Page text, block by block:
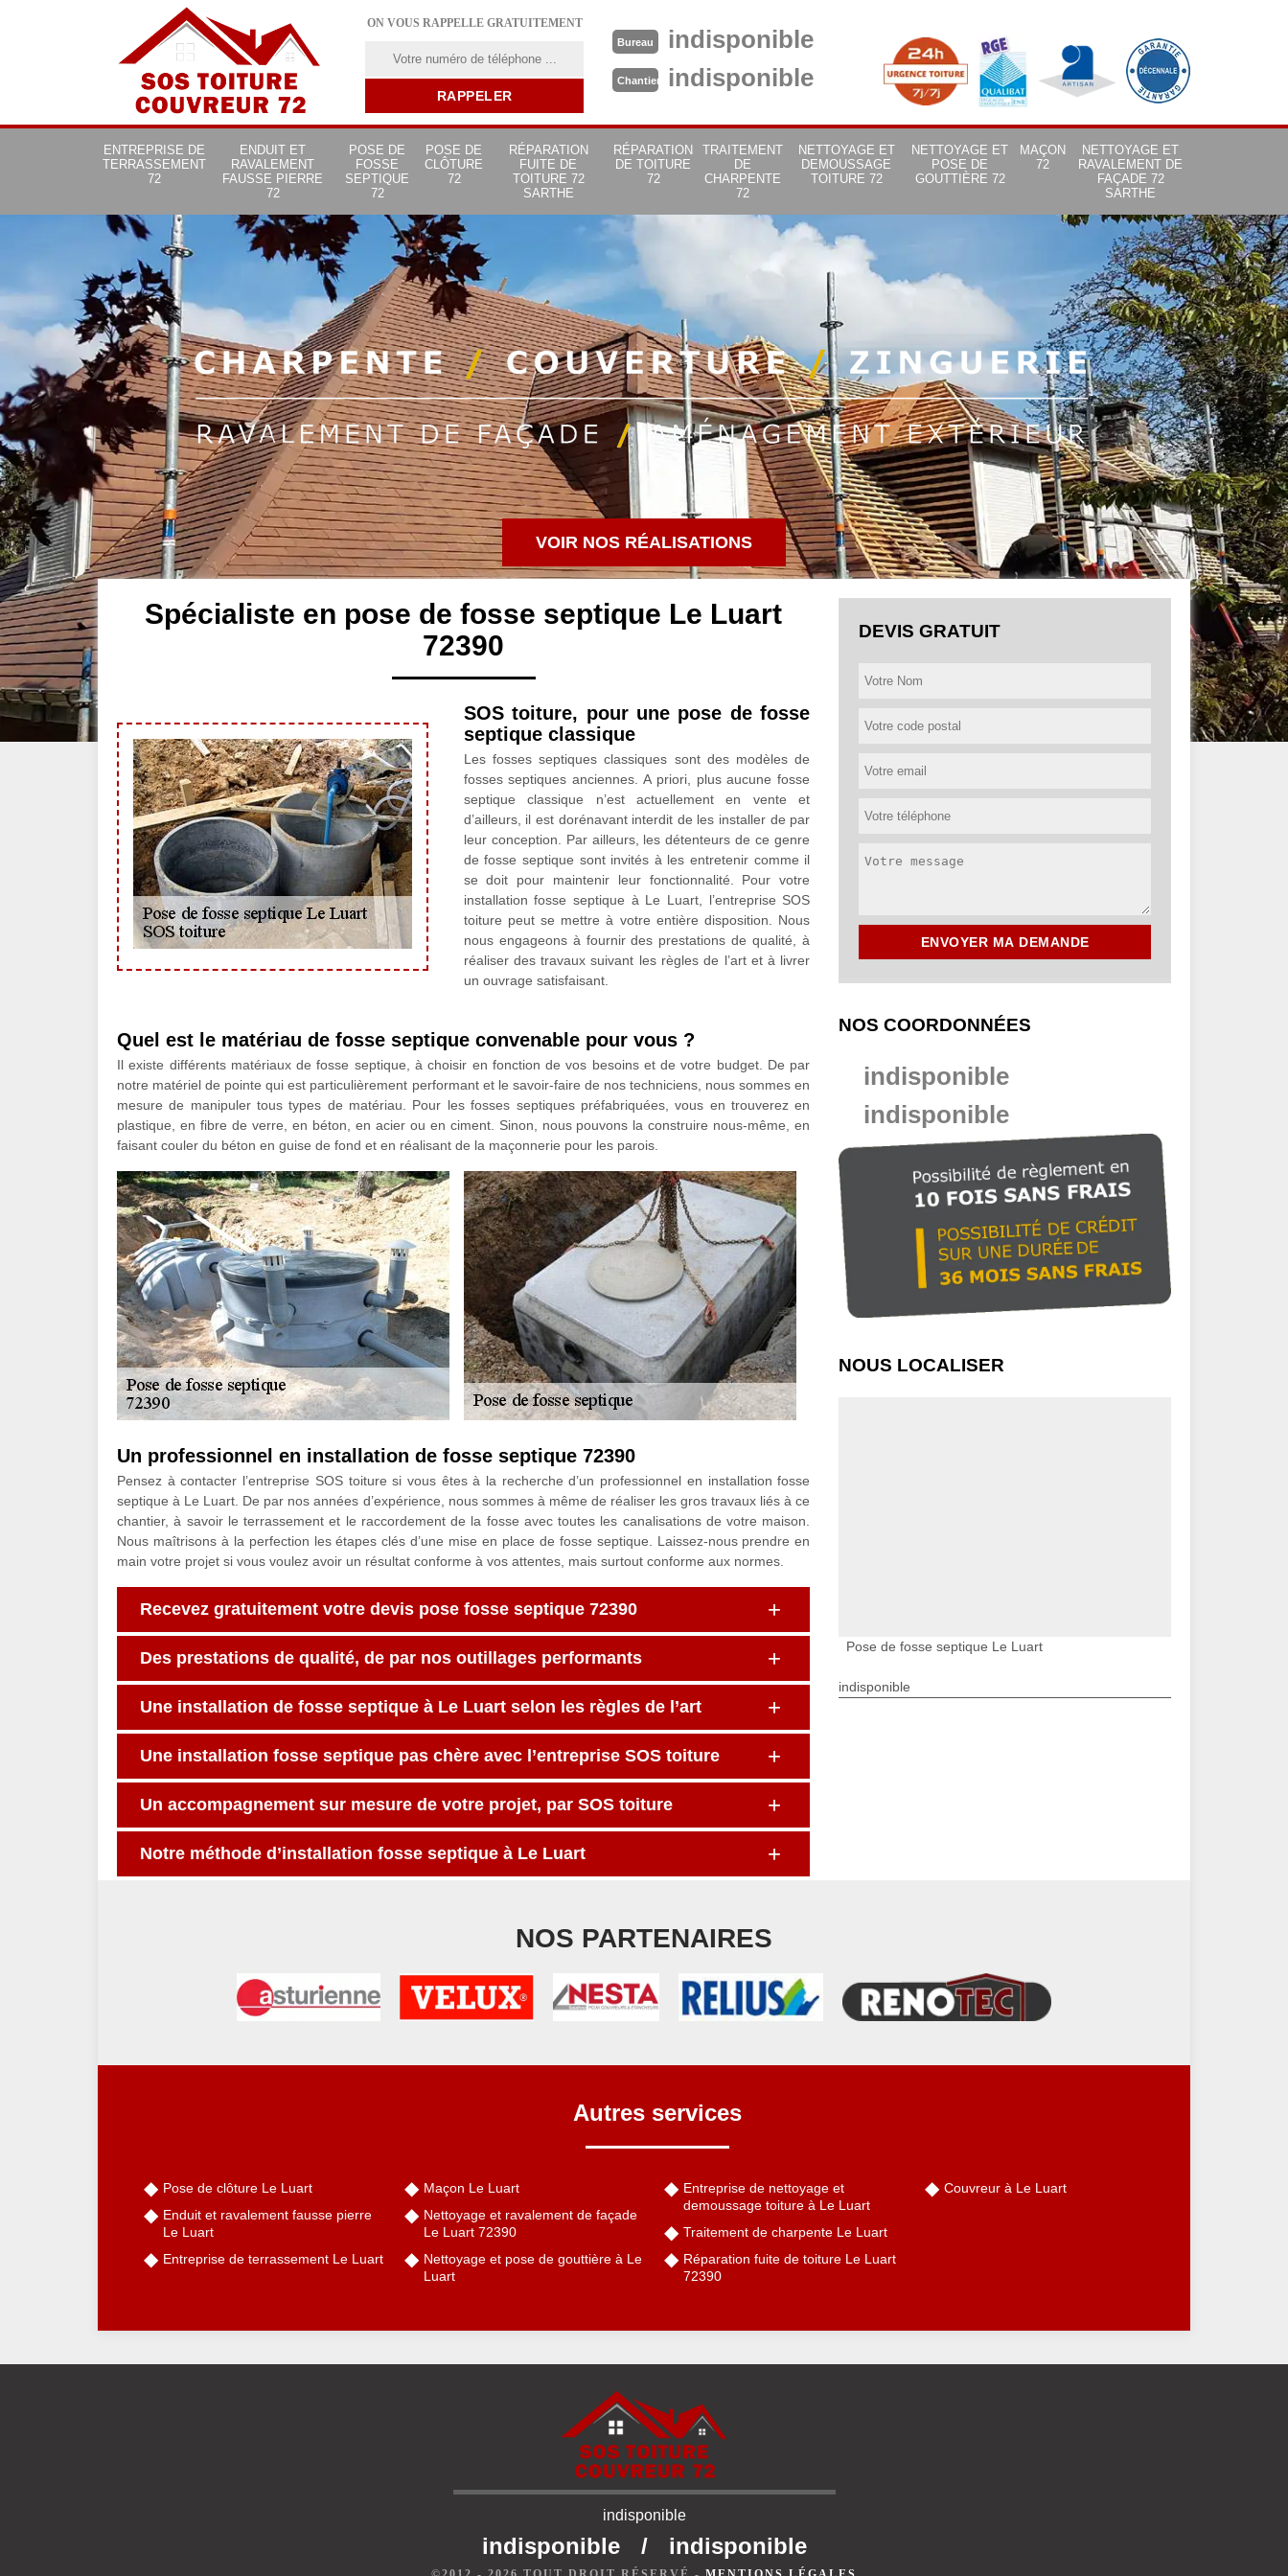
ON VOUS RAPPELLE GRATUITEMENT
Bureau indisponible
Chantier indisponible
ENTREPRISE DE
TERRASSEMENT
72
ENDUIT ET
RAVALEMENT
FAUSSE PIERRE
72
POSE DE
FOSSE
SEPTIQUE
72
POSE DE
CLÔTURE
72
RÉPARATION
FUITE DE
TOITURE 72
SARTHE
RÉPARATION
DE TOITURE
72
TRAITEMENT
DE
CHARPENTE
72
NETTOYAGE ET
DEMOUSSAGE
TOITURE 72
NETTOYAGE ET
POSE DE
GOUTTIÈRE 72
MAÇON
72
NETTOYAGE ET
RAVALEMENT DE
FAÇADE 72
SARTHE
VOIR NOS RÉALISATIONS
Spécialiste en pose de fosse septique Le Luart
72390
SOS toiture, pour une pose de fosse
septique classique
Les fosses septiques classiques sont des modèles de
fosses septiques anciennes. A priori, plus aucune fosse
septique classique n’est actuellement en vente et
d’ailleurs, il est dorénavant interdit de les installer de par
leur conception. Par ailleurs, les détenteurs de ce genre
de fosse septique sont invités à les entretenir comme il
se doit pour maintenir leur fonctionnalité. Pour votre
installation fosse septique à Le Luart, l’entreprise SOS
toiture peut se mettre à votre entière disposition. Nous
nous engageons à fournir des prestations de qualité, à
réaliser des travaux suivant les règles de l’art et à livrer
un ouvrage satisfaisant.
Quel est le matériau de fosse septique convenable pour vous ?
Il existe différents matériaux de fosse septique, à choisir en fonction de vos besoins et de votre budget. De par
notre matériel de pointe qui est particulièrement performant et le savoir-faire de nos techniciens, nous sommes en
mesure de manipuler tous types de matériau. Pour les fosses septiques préfabriquées, vous en trouverez en
plastique, en fibre de verre, en béton, en acier ou en ciment. Sinon, nous pouvons la construire nous-même, en
faisant couler du béton en guise de fond et en réalisant de la maçonnerie pour les parois.
Un professionnel en installation de fosse septique 72390
Pensez à contacter l’entreprise SOS toiture si vous êtes à la recherche d’un professionnel en installation fosse
septique à Le Luart. De par nos années d’expérience, nous sommes à même de réaliser les gros travaux liés à ce
chantier, à savoir le terrassement et le raccordement de la fosse avec toutes les canalisations de votre maison.
Nous maîtrisons à la perfection les étapes clés d’une mise en place de fosse septique. Laissez-nous prendre en
main votre projet si vous voulez avoir un résultat conforme à vos attentes, mais surtout conforme aux normes.
Recevez gratuitement votre devis pose fosse septique 72390
Des prestations de qualité, de par nos outillages performants
Une installation de fosse septique à Le Luart selon les règles de l’art
Une installation fosse septique pas chère avec l’entreprise SOS toiture
Un accompagnement sur mesure de votre projet, par SOS toiture
Notre méthode d’installation fosse septique à Le Luart
DEVIS GRATUIT
NOS COORDONNÉES
indisponible
indisponible
NOUS LOCALISER
Pose de fosse septique Le Luart
indisponible
NOS PARTENAIRES
Autres services
Pose de clôture Le Luart
Enduit et ravalement fausse pierre
Le Luart
Entreprise de terrassement Le Luart
Maçon Le Luart
Nettoyage et ravalement de façade
Le Luart 72390
Nettoyage et pose de gouttière à Le
Luart
Entreprise de nettoyage et
demoussage toiture à Le Luart
Traitement de charpente Le Luart
Réparation fuite de toiture Le Luart
72390
Couvreur à Le Luart
indisponible
indisponible / indisponible